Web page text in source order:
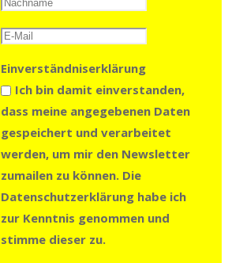
Einverständniserklärung
Ich bin damit einverstanden,
dass meine angegebenen Daten
gespeichert und verarbeitet
werden, um mir den Newsletter
zumailen zu können. Die
Datenschutzerklärung habe ich
zur Kenntnis genommen und
stimme dieser zu.